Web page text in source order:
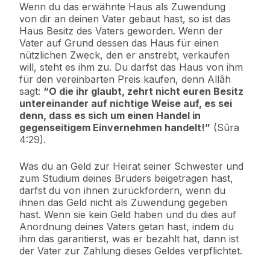
Wenn du das erwähnte Haus als Zuwendung
von dir an deinen Vater gebaut hast, so ist das
Haus Besitz des Vaters geworden. Wenn der
Vater auf Grund dessen das Haus für einen
nützlichen Zweck, den er anstrebt, verkaufen
will, steht es ihm zu. Du darfst das Haus von ihm
für den vereinbarten Preis kaufen, denn Allâh
sagt: “O die ihr glaubt, zehrt nicht euren Besitz
untereinander auf nichtige Weise auf, es sei
denn, dass es sich um einen Handel in
gegenseitigem Einvernehmen handelt!” (Sûra
4:29).
Was du an Geld zur Heirat seiner Schwester und
zum Studium deines Bruders beigetragen hast,
darfst du von ihnen zurückfordern, wenn du
ihnen das Geld nicht als Zuwendung gegeben
hast. Wenn sie kein Geld haben und du dies auf
Anordnung deines Vaters getan hast, indem du
ihm das garantierst, was er bezahlt hat, dann ist
der Vater zur Zahlung dieses Geldes verpflichtet.